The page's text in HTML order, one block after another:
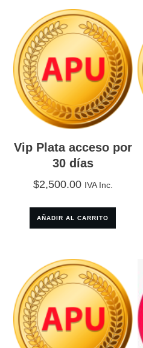
80/20)
aplicado
a
la
industria
la
construcción
cantidad
Vip Plata acceso por
30 días
$2,500.00 IVA Inc.
AÑADIR AL CARRITO